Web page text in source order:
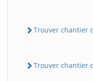
Trouver chantier
Trouver chantier